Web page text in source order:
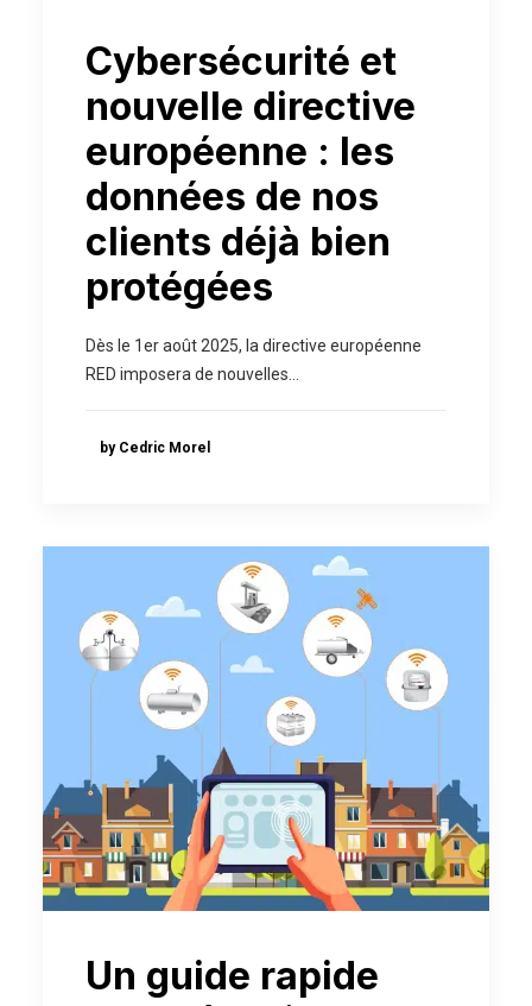
Cybersécurité et
nouvelle directive
européenne : les
données de nos
clients déjà bien
protégées
Dès le 1er août 2025, la directive européenne
RED imposera de nouvelles…
by Cedric Morel
Un guide rapide